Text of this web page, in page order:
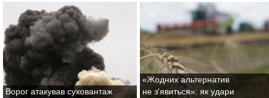
Ворог атакував суховантаж
«Жодних альтернатив
не з'явиться»: як удари